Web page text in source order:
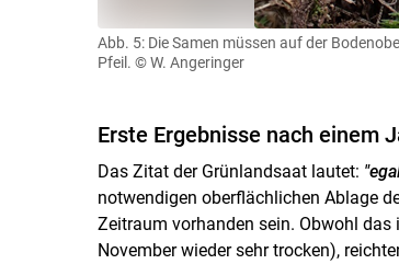
Abb. 5: Die Samen müssen auf der
Pfeil. © W. Angeringer
Erste Ergebnisse nach einem
Das Zitat der Grünlandsaat lautet:
notwendigen oberflächlichen Ablage
Zeitraum vorhanden sein. Obwohl das
November wieder sehr trocken),